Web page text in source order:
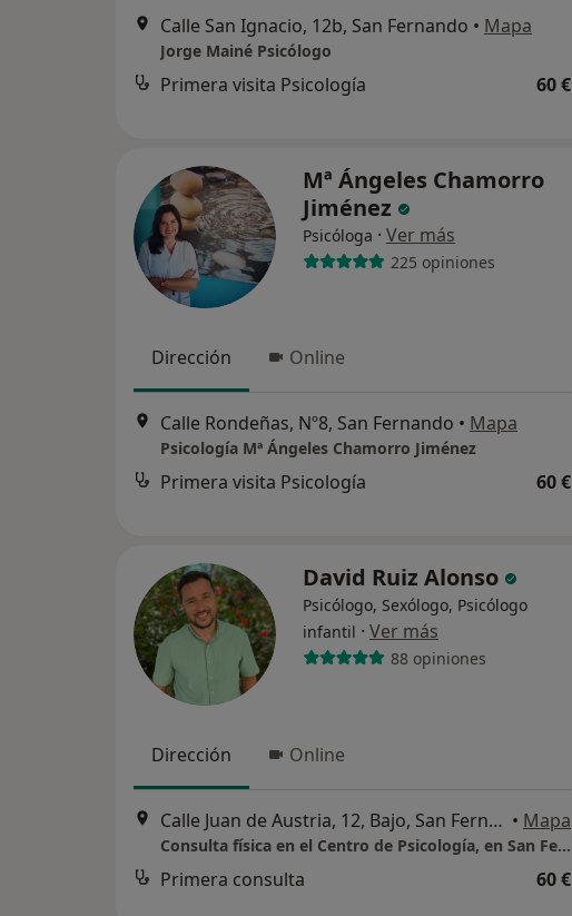
Calle San Ignacio, 12b, San Fernando • Mapa
Jorge Mainé Psicólogo
Primera visita Psicología 60 €
Mª Ángeles Chamorro
Jiménez
Psicóloga · Ver más
225 opiniones
Dirección Online
Calle Rondeñas, Nº8, San Fernando • Mapa
Psicología Mª Ángeles Chamorro Jiménez
Primera visita Psicología 60 €
David Ruiz Alonso
Psicólogo, Sexólogo, Psicólogo
infantil · Ver más
88 opiniones
Dirección Online
Calle Juan de Austria, 12, Bajo, San Fernando • Mapa
Consulta física en el Centro de Psicología, en San Fernando (Cádiz)
Primera consulta 60 €